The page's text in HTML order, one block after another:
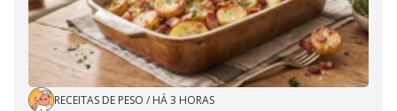
RECEITAS DE PESO / HÁ 3 HORAS